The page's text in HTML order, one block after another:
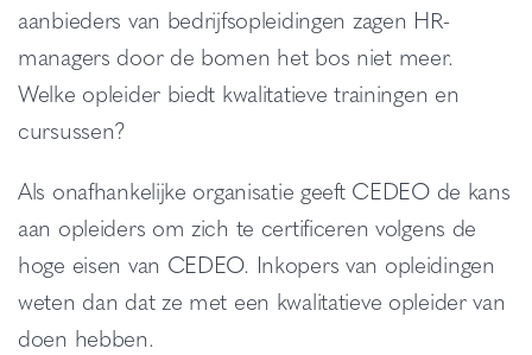
aanbieders van bedrijfsopleidingen zagen HR-
managers door de bomen het bos niet meer.
Welke opleider biedt kwalitatieve trainingen en
cursussen?
Als onafhankelijke organisatie geeft CEDEO de kans
aan opleiders om zich te certificeren volgens de
hoge eisen van CEDEO. Inkopers van opleidingen
weten dan dat ze met een kwalitatieve opleider van
doen hebben.